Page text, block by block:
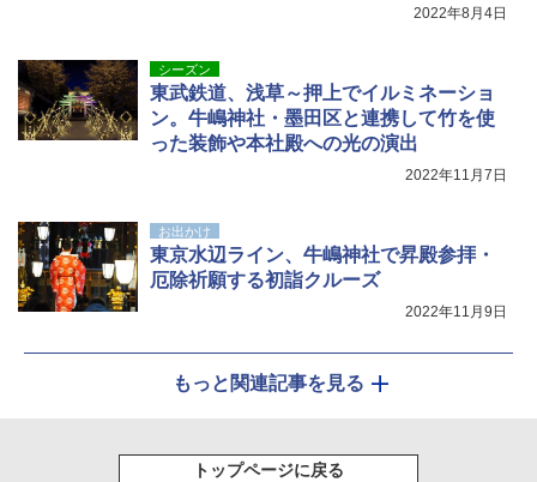
2022年8月4日
シーズン
東武鉄道、浅草～押上でイルミネーショ
ン。牛嶋神社・墨田区と連携して竹を使
った装飾や本社殿への光の演出
2022年11月7日
お出かけ
東京水辺ライン、牛嶋神社で昇殿参拝・
厄除祈願する初詣クルーズ
2022年11月9日
もっと関連記事を見る
トップページに戻る